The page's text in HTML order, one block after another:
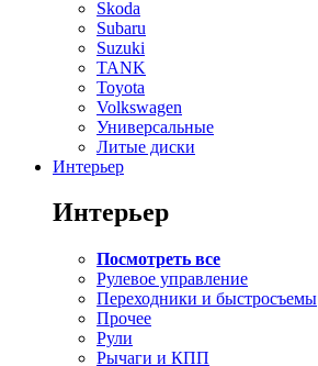
Skoda
Subaru
Suzuki
TANK
Toyota
Volkswagen
Универсальные
Литые диски
Интерьер
Интерьер
Посмотреть все
Рулевое управление
Переходники и быстросъемы
Прочее
Рули
Рычаги и КПП